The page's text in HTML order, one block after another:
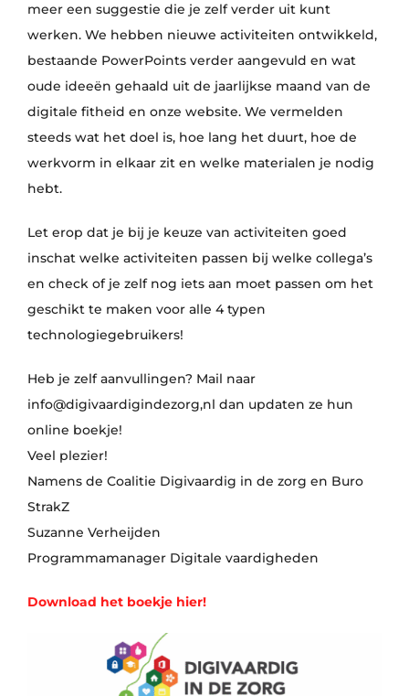
meer een suggestie die je zelf verder uit kunt
werken. We hebben nieuwe activiteiten ontwikkeld,
bestaande PowerPoints verder aangevuld en wat
oude ideeën gehaald uit de jaarlijkse maand van de
digitale fitheid en onze website. We vermelden
steeds wat het doel is, hoe lang het duurt, hoe de
werkvorm in elkaar zit en welke materialen je nodig
hebt.
Let erop dat je bij je keuze van activiteiten goed
inschat welke activiteiten passen bij welke collega’s
en check of je zelf nog iets aan moet passen om het
geschikt te maken voor alle 4 typen
technologiegebruikers!
Heb je zelf aanvullingen? Mail naar
info@digivaardigindezorg,nl dan updaten ze hun
online boekje!
Veel plezier!
Namens de Coalitie Digivaardig in de zorg en Buro
StrakZ
Suzanne Verheijden
Programmamanager Digitale vaardigheden
Download het boekje hier!